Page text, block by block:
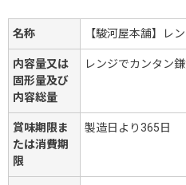
名称 【駿河屋本舗】レ
内容量又は
固形量及び
内容総量
レンジでカンタン
賞味期限ま
たは消費期
限
製造日より365日